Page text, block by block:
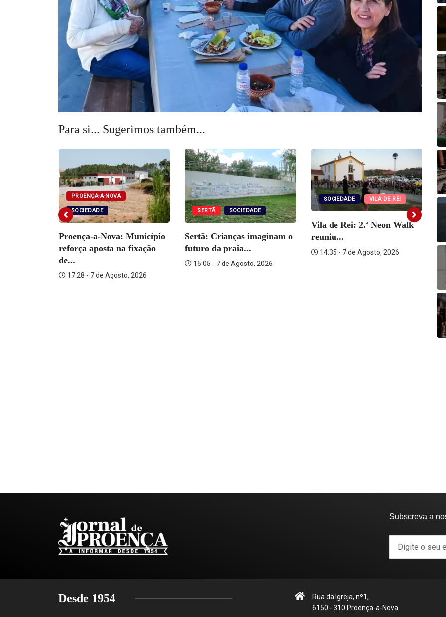
Para si... Sugerimos também...
PROENÇA-A-NOVA
SOCIEDADE
Proença-a-Nova: Município
reforça aposta na fixação
de...
17:28 - 7 de Agosto, 2026
SERTÃ SOCIEDADE
Sertã: Crianças imaginam o
futuro da praia...
15:05 - 7 de Agosto, 2026
SOCIEDADE VILA DE REI
Vila de Rei: 2.ª Neon Walk
reuniu...
14:35 - 7 de Agosto, 2026
Subscreva a
Desde 1954
Rua da Igreja, nº1,
6150 - 310 Proença-a-Nova